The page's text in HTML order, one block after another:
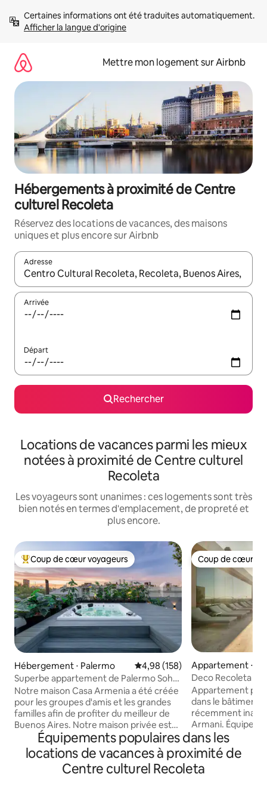
directement
Afficher la langue d'origine
Mettre mon logement sur Airbnb
Hébergements à proximité de Centre
culturel Recoleta
Réservez des locations de vacances, des maisons
uniques et plus encore sur Airbnb
Adresse
Lorsque les résultats s'affichent, utilisez les flèches vers le
Arrivée
Départ
Rechercher
Locations de vacances parmi les mieux
notées à proximité de Centre culturel
Recoleta
Les voyageurs sont unanimes : ces logements sont très
bien notés en termes d'emplacement, de propreté et
plus encore.
Coups de cœur voyageurs les plus appréciés
Coup de cœur voyageurs
Hébergement ⋅ Palermo Évaluation moyenne sur la
4,98 (158)
Superbe appartement de Palermo Soho
avec jacuzzi !
Notre maison Casa Armenia a été créée
pour les groupes d'amis et les grandes
familles afin de profiter du meilleur de
Buenos Aires. Notre maison privée est
située au cœur de Palermo Soho avec
les meilleurs cafés, restaurants,
boutiques et bars à votre porte. Nous
sommes à 3 pâtés de maisons de la Plaza
Coup de cœur
Coup de cœur
Appartement ⋅
s
Deco Recoleta
Appartement
dans le bâtiment
récemment
Armani. Équipements : piscine
extérieure et
gymnase, sauna
douches, salle de
Sécurité 24 h/24. Le département
Équipements populaires dans les
locations de vacances à proximité de
Centre culturel Recoleta